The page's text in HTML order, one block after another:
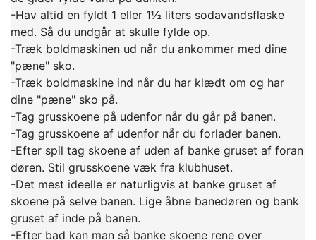
-Hav altid en fyldt 1 eller 1½ liters sodavandsflaske
med. Så du undgår at skulle fylde op.
-Træk boldmaskinen ud når du ankommer med dine
"pæne" sko.
-Træk boldmaskine ind når du har klædt om og har
dine "pæne" sko på.
-Tag grusskoene på udenfor når du går på banen.
-Tag grusskoene af udenfor når du forlader banen.
-Efter spil tag skoene af uden af banke gruset af foran
døren. Stil grusskoene væk fra klubhuset.
-Det mest ideelle er naturligvis at banke gruset af
skoene på selve banen. Lige åbne banedøren og bank
gruset af inde på banen.
-Efter bad kan man så banke skoene rene over